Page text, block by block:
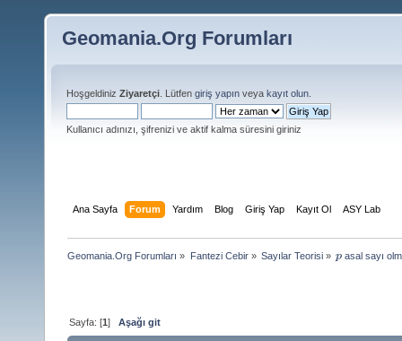
Geomania.Org Forumları
Hoşgeldiniz Ziyaretçi . Lütfen giriş yapın veya kayıt olun
Kullanıcı adınızı, şifrenizi ve aktif kalma süresini giriniz
Ana Sayfa Forum Yardım Blog Giriş Yap Kayıt Ol ASY Lab
Geomania.Org Forumları » Fantezi Cebir» Sayılar Teorisi» p asal sayı
Sayfa: [1]Aşağı git